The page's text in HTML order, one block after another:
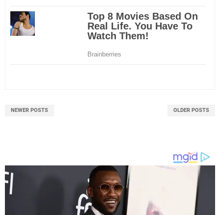
NEWER POSTS OLDER POSTS